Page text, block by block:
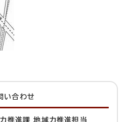
い合わせ
推進課 地域力推進担当